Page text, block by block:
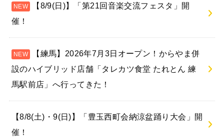
【8/9(日)】「第21回音楽交流フェスタ」開
催！
【練馬】2026年7月3日オープン！からやま併
設のハイブリッド店舗「タレカツ食堂 たれとん 練
馬駅前店」へ行ってきた！
【8/8(土)・9(日)】「豊玉西町会納涼盆踊り大会」開
催！